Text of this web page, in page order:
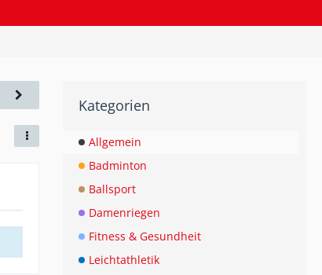
Kategorien
Allgemein
Badminton
Ballsport
Damenriegen
Fitness & Gesundheit
Leichtathletik